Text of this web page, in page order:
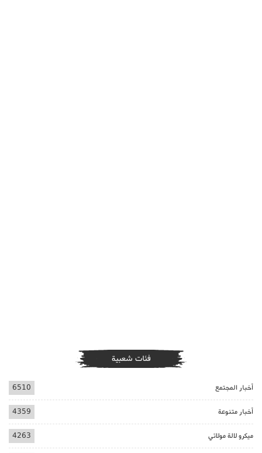
فئات شعبية
أخبار المجتمع 6510
أخبار متنوعة 4359
ميكرو لالة مولاتي 4263